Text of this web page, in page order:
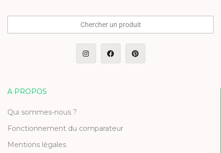
Chercher un produit
A PROPOS
Qui sommes-nous ?
Fonctionnement du comparateur
Mentions légales